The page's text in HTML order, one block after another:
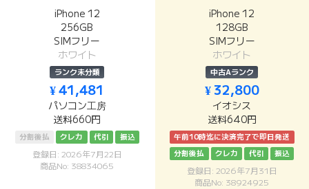
iPhone 12
256GB
SIMフリー
ホワイト
ランク未分類
¥ 41,481
パソコン工房
送料660円
分割後払 クレカ 代引 振込
登録日: 2026年7月22日
商品No: 38834065
iPhone 12
128GB
SIMフリー
ホワイト
中古Aランク
¥ 32,800
イオシス
送料640円
午前10時迄に決済完了で即日発送
分割後払
クレカ 代引 振込
登録日: 2026年7月31日
商品No: 38924925